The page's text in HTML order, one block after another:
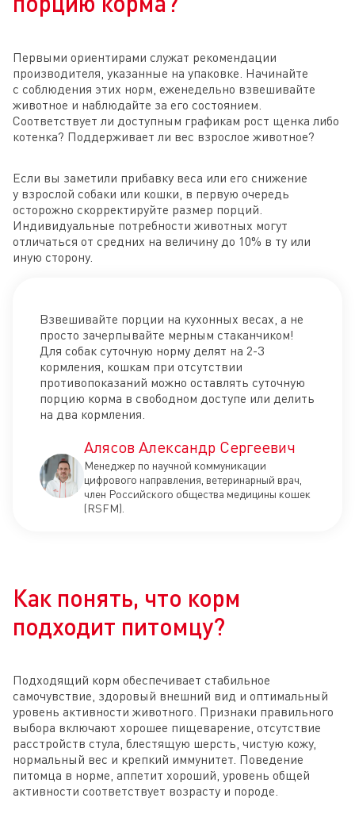
Первыми ориентирами служат рекомендации
производителя, указанные на упаковке. Начинайте
с соблюдения этих норм, еженедельно взвешивайте
животное и наблюдайте за его состоянием.
Соответствует ли доступным графикам рост щенка либо
котенка? Поддерживает ли вес взрослое животное?
Если вы заметили прибавку веса или его снижение
у взрослой собаки или кошки, в первую очередь
осторожно скорректируйте размер порций.
Индивидуальные потребности животных могут
отличаться от средних на величину до 10% в ту или
иную сторону.
Взвешивайте порции на кухонных весах, а не
просто зачерпывайте мерным стаканчиком!
Для собак суточную норму делят на 2-3
кормления, кошкам при отсутствии
противопоказаний можно оставлять суточную
порцию корма в свободном доступе или делить
на два кормления.
Алясов Александр Сергеевич
Менеджер по научной коммуникации
цифрового направления, ветеринарный врач,
член Российского общества медицины кошек
(RSFM).
Как понять, что корм
подходит питомцу?
Подходящий корм обеспечивает стабильное
самочувствие, здоровый внешний вид и оптимальный
уровень активности животного. Признаки правильного
выбора включают хорошее пищеварение, отсутствие
расстройств стула, блестящую шерсть, чистую кожу,
нормальный вес и крепкий иммунитет. Поведение
питомца в норме, аппетит хороший, уровень общей
активности соответствует возрасту и породе.